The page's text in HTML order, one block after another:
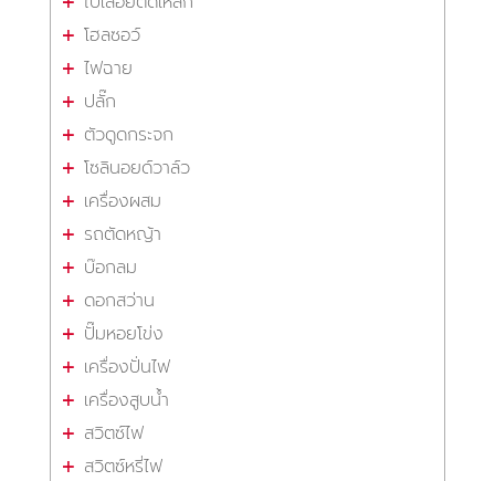
โฮลซอว์
ไฟฉาย
ปลั๊ก
ตัวดูดกระจก
โซลินอยด์วาล์ว
เครื่องผสม
รถตัดหญ้า
บ๊อกลม
ดอกสว่าน
ปั๊มหอยโข่ง
เครื่องปั่นไฟ
เครื่องสูบน้ำ
สวิตซ์ไฟ
สวิตซ์หรี่ไฟ